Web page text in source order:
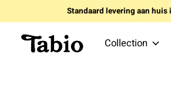
Standaard levering aan
Collection